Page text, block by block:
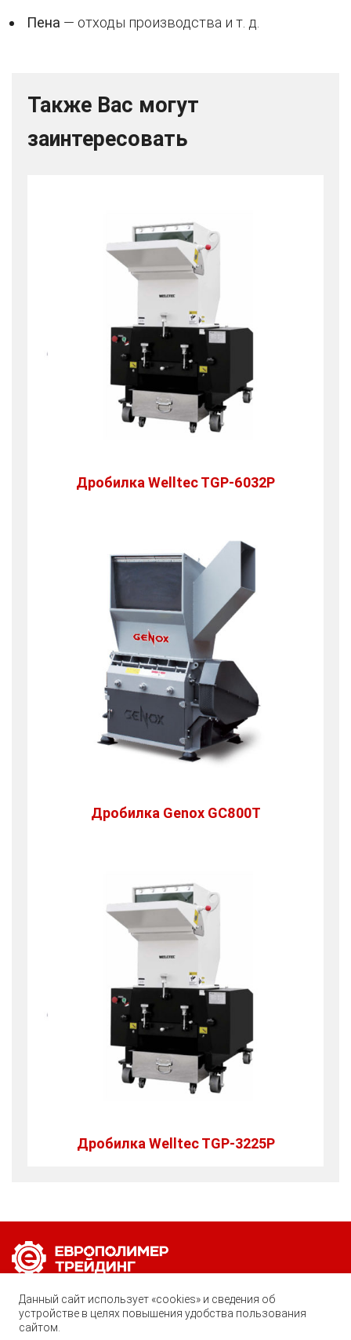
Пена — отходы производства и т. д.
Также Вас могут
заинтересовать
Дробилка Welltec TGP-6032P
Дробилка Genox GC800Т
Дробилка Welltec TGP-3225P
Позвоните нам по любому вопросу:
8 (800) 222-40-61
Данный сайт использует «cookies» и сведения об
устройстве в целях повышения удобства пользования
сайтом.